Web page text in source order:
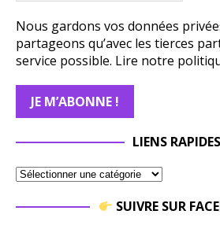
Nous gardons vos données
partageons qu’avec les tierces
service possible. Lire notre
LIENS RAPIDES
SUIVRE SUR